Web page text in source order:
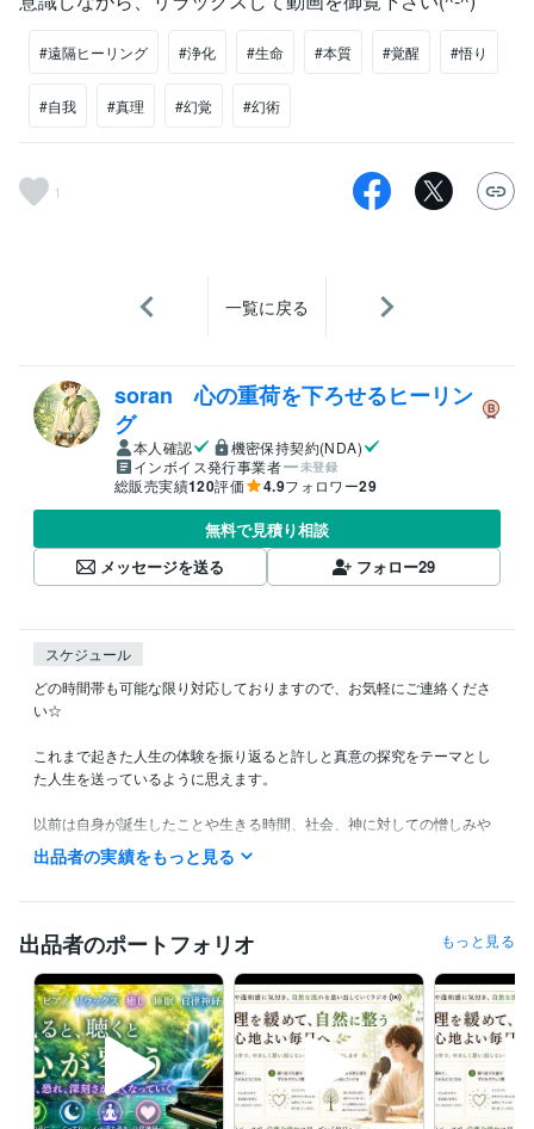
#遠隔ヒーリング #浄化 #生命 #本質 #覚醒 #悟り
#自我 #真理 #幻覚 #幻術
1
一覧に戻る
soran 心の重荷を下ろせるヒーリン
グ
本人確認
機密保持契約(NDA)
インボイス発行事業者
未登録
総販売実績120評価 4.9フォロワー29
無料で見積り相談
メッセージを送る
フォロー29
スケジュール
どの時間帯も可能な限り対応しておりますので、お気軽にご連絡くださ
い☆
これまで起きた人生の体験を振り返ると許しと真意の探究をテーマとし
た人生を送っているように思えます。
以前は自身が誕生したことや生きる時間、社会、神に対しての憎しみや
蟠りからの解放を求め続けて、現実を一新するために努力して行動して
いました。
をどうしても許すことができなくて、自殺を望んだり、自殺を試みた
り、殺されることを願ったり、死に至るような事件、災害に巻き込まれ
た命に対して羨ましいと思ったり、せめて別の存在に生まれ変わりたい
と思ったり。
そんな心境の中で長い間過ごしていた期間もありました。こんな苦しみ
の時間を過ごすために生まれてきたなんて絶対に許せないと感じていま
した。
出品者の実績をもっと見る
出品者のポートフォリオ もっと見る